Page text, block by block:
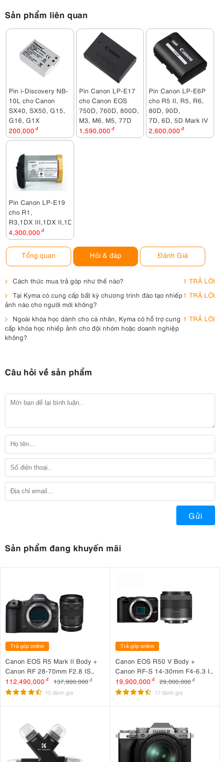
Sản phẩm liên quan
Pin i-Discovery NB-
10L cho Canon
SX40, SX50, G15,
G16, G1X
200,000 đ
Pin Canon LP-E17
cho Canon EOS
750D, 760D, 800D,
M3, M6, M5, 77D
1,590,000 đ
Pin Canon LP-E6P
cho R5 II, R5, R6,
80D, 90D,
7D, 6D, 5D Mark IV
2,600,000 đ
Pin Canon LP-E19
cho R1,
R3,1DX III,1DX II,1DX
4,300,000 đ
Tổng quan Hỏi & đáp Đánh Giá
Cách thức mua trả góp như thế nào?
1 TRẢ LỜI
Tại Kyma có cung cấp bất kỳ chương trình đào tạo nhiếp
ảnh nào cho người mới không?
1 TRẢ LỜI
Ngoài khóa học dành cho cá nhân, Kyma có hỗ trợ cung
cấp khóa học nhiếp ảnh cho đội nhóm hoặc doanh nghiệp
không?
1 TRẢ LỜI
Câu hỏi về sản phẩm
Gửi
Sản phẩm đang khuyến mãi
Trả góp online
Canon EOS R5 Mark II Body +
Canon RF 28-70mm F2.8 IS
STM
112,490,000 đ 137,900,000đ
15 đánh giá
Trả góp online
Canon EOS R50 V Body +
Canon RF-S 14-30mm F4-6.3 IS
STM PZ
19,900,000 đ 29,000,000 đ
17 đánh giá